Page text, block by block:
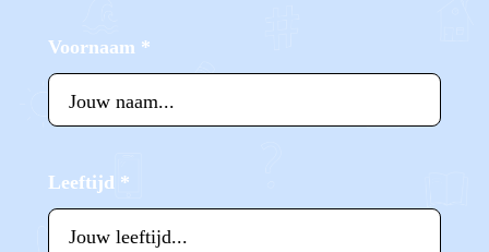
Voornaam *
Leeftijd *